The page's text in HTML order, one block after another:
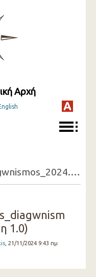
Αρχή
Lykeia_erwtiseis_7os_diagwnismos_2024.pdf
1.0)
, 21/11/2024 9:43 πμ